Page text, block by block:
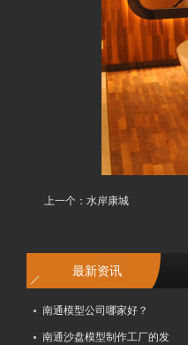
上一个： 水岸康城
最新资讯
南通模型公司哪家好？
南通沙盘模型制作工厂的发